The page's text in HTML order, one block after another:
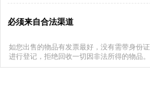
必须来自合法渠道
如您出售的物品有发票最好，没有需带身份证
进行登记，拒绝回收一切因非法所得的物品。